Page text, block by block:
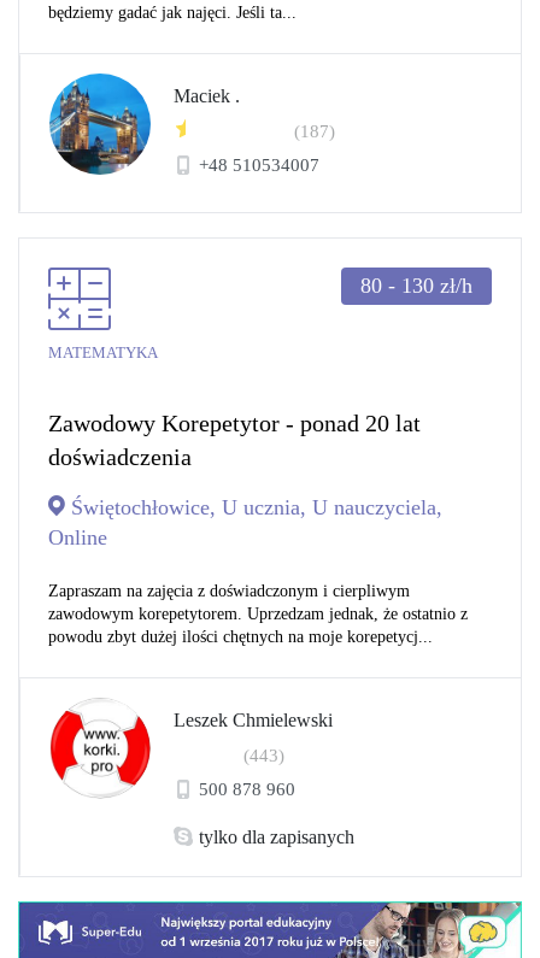
będziemy gadać jak najęci. Jeśli ta...
Maciek .
(187)
+48 510534007
MATEMATYKA
80 - 130 zł/h
Zawodowy Korepetytor - ponad 20 lat
doświadczenia
Świętochłowice, U ucznia, U nauczyciela,
Online
Zapraszam na zajęcia z doświadczonym i cierpliwym
zawodowym korepetytorem. Uprzedzam jednak, że ostatnio z
powodu zbyt dużej ilości chętnych na moje korepetycj...
Leszek Chmielewski
(443)
500 878 960
tylko dla zapisanych